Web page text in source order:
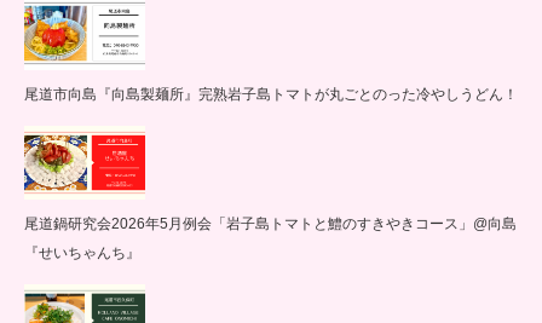
尾道市向島『向島製麺所』完熟岩子島トマトが丸ごとのった冷やしうどん！
尾道鍋研究会2026年5月例会「岩子島トマトと鱧のすきやきコース」@向島
『せいちゃんち』